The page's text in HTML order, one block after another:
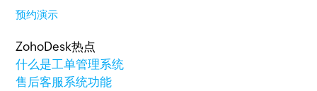
预约演示
ZohoDesk热点
什么是工单管理系统
售后客服系统功能